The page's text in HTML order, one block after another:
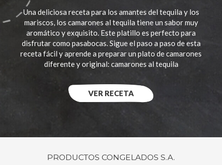
Una deliciosa receta para los amantes del tequila y los
mariscos, los camarones al tequila tiene un sabor muy
aromático y exquisito. Este platillo es perfecto para
disfrutar como pasabocas. Sigue el paso a paso de esta
receta fácil y aprende a preparar un plato de camarones
diferente y original: camarones al tequila
VER RECETA
PRODUCTOS CONGELADOS S.A.